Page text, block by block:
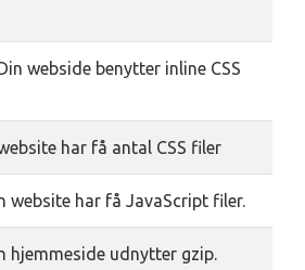
webside benytter inline CSS
har få antal CSS filer
website har få JavaScript filer.
hjemmeside udnytter gzip.